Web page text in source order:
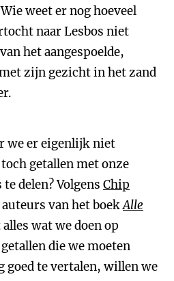
weet er nog hoeveel
naar Lesbos niet
het aangespoelde,
zijn gezicht in het zand
we er eigenlijk niet
getallen met onze
delen? Volgens Chip
van het boekAlle
wat we doen op
die we moeten
goed te vertalen, willen we